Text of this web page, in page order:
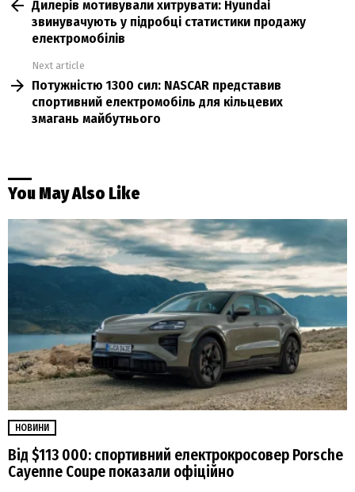
moreДилерів мотивували хитрувати: Hyundai
звинувачують у підробці статистики продажу
електромобілів
Next article
Потужністю 1300 сил: NASCAR представив
спортивний електромобіль для кільцевих
змагань майбутнього
You May Also Like
НОВИНИ
Від $113 000: спортивний електрокросовер Porsche
Cayenne Coupe показали офіційно